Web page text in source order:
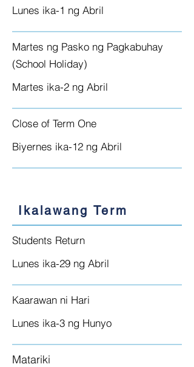
Lunes ika-1 ng Abril
Martes ng Pasko ng Pagkabuhay
(School Holiday)
Martes ika-2 ng Abril
Close of Term One
Biyernes ika-12 ng Abril
Ikalawang Term
Students Return
Lunes ika-29 ng Abril
Kaarawan ni Hari
Lunes ika-3 ng Hunyo
Matariki